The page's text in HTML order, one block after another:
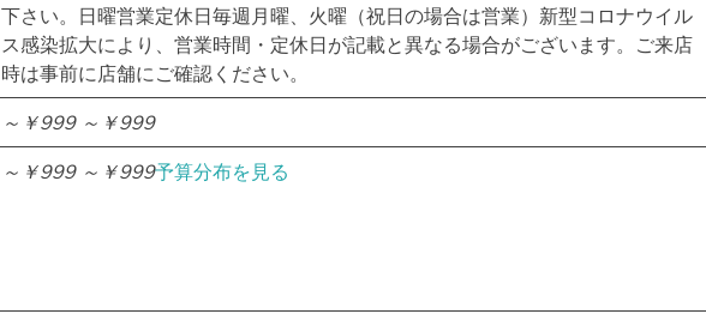
下さい。日曜営業定休日毎週月曜、火曜（祝日の場合は営業）新型コロナウイル
ス感染拡大により、営業時間・定休日が記載と異なる場合がございます。ご来店
時は事前に店舗にご確認ください。
～￥999 ～￥999
～￥999 ～￥999予算分布を見る